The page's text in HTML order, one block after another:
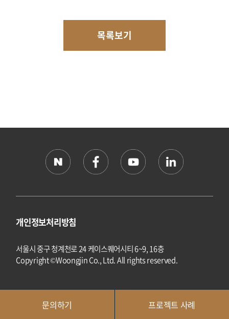
목록보기
개인정보처리방침
서울시 중구 청계천로 24 케이스퀘어시티 6~9, 16층
Copyright ©Woongjin Co., Ltd. All rights reserved.
문의하기 프로젝트 사례